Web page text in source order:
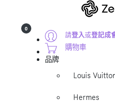
請登入或登記成
0
購物車
品牌
Louis
Hermes